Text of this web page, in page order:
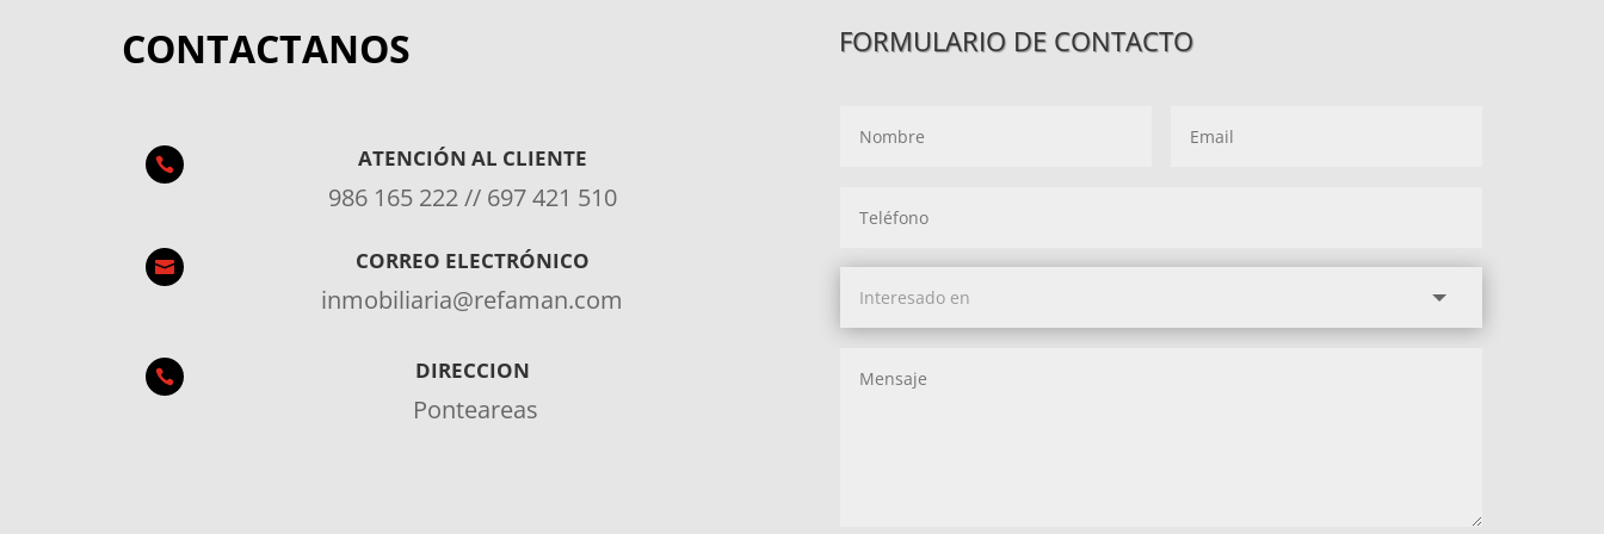
CONTACTANOS
 ATENCIÓN AL CLIENTE
986 165 222 // 697 421 510
 CORREO ELECTRÓNICO
inmobiliaria@refaman.com
 DIRECCION
Ponteareas
FORMULARIO DE CONTACTO